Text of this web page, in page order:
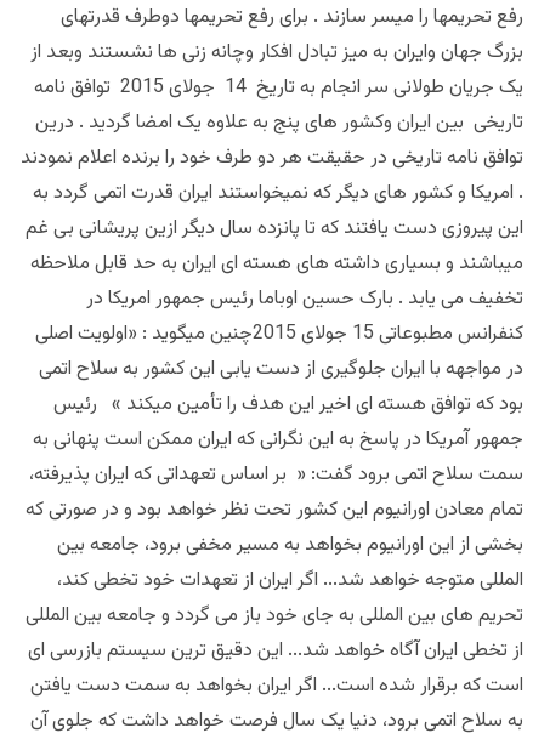
رفع تحریمها را میسر سازند . برای رفع تحریمها دوطرف قدرتهای
بزرگ جهان وایران به میز تبادل افکار وچانه زنی ها نشستند وبعد از
یک جریان طولانی سر انجام به تاریخ 14 جولای 2015 توافق نامه
تاریخی بین ایران وکشور های پنج به علاوه یک امضا گردید . درین
توافق نامه تاریخی در حقیقت هر دو طرف خود را برنده اعلام نمودند
. امریکا و کشور های دیگر که نمیخواستند ایران قدرت اتمی گردد به
این پیروزی دست یافتند که تا پانزده سال دیگر ازین پریشانی بی غم
میباشند و بسیاری داشته های هسته ای ایران به حد قابل ملاحظه
تخفیف می یابد . بارک حسین اوباما رئیس جمهور امریکا در
کنفرانس مطبوعاتی 15 جولای 2015چنین میگوید : «
اولویت اصلی
در مواجهه با ایران جلوگیری از دست یابی این کشور به سلاح اتمی
بود که توافق هسته ای اخیر این هدف را تأمین میکند » رئیس
جمهور آمریکا در پاسخ به این نگرانی که ایران ممکن است پنهانی به
سمت سلاح اتمی برود گفت: « بر اساس تعهداتی که ایران پذیرفته،
تمام معادن اورانیوم این کشور تحت نظر خواهد بود و در صورتی که
بخشی از این اورانیوم بخواهد به مسیر مخفی برود، جامعه بین
المللی متوجه خواهد شد.
.. اگر ایران از تعهدات خود تخطی کند،
تحریم های بین المللی به جای خود باز می گردد و جامعه بین المللی
از تخطی ایران آگاه خواهد شد.
.. این دقیق ترین سیستم بازرسی ای
است که برقرار شده است.
.. اگر ایران بخواهد به سمت دست یافتن
به سلاح اتمی برود، دنیا یک سال فرصت خواهد داشت که جلوی آن